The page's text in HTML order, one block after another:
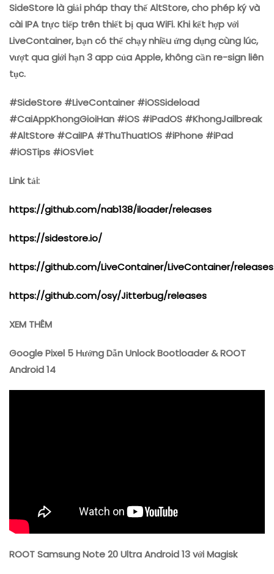
SideStore là giải pháp thay thế AltStore, cho phép ký và
cài IPA trực tiếp trên thiết bị qua WiFi. Khi kết hợp với
LiveContainer, bạn có thể chạy nhiều ứng dụng cùng lúc,
vượt qua giới hạn 3 app của Apple, không cần re-sign liên
tục.
#SideStore #LiveContainer #iOSSideload
#CaiAppKhongGioiHan #iOS #iPadOS #KhongJailbreak
#AltStore #CaiIPA #ThuThuatIOS #iPhone #iPad
#iOSTips #iOSViet
Link tải:
https://github.com/nab138/iloader/releases
https://sidestore.io/
https://github.com/LiveContainer/LiveContainer/releases
https://github.com/osy/Jitterbug/releases
XEM THÊM
Google Pixel 5 Hướng Dẫn Unlock Bootloader & ROOT
Android 14
ROOT Samsung Note 20 Ultra Android 13 với Magisk